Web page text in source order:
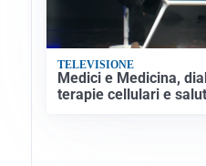
TELEVISIONE
Medici e Medicina,
terapie cellulari e